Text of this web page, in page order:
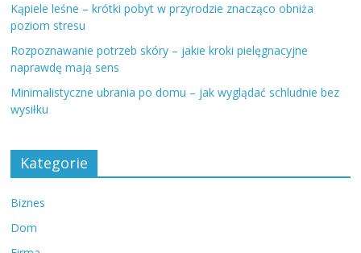
Kąpiele leśne – krótki pobyt w przyrodzie znacząco obniża
poziom stresu
Rozpoznawanie potrzeb skóry – jakie kroki pielęgnacyjne
naprawdę mają sens
Minimalistyczne ubrania po domu – jak wyglądać schludnie bez
wysiłku
Kategorie
Biznes
Dom